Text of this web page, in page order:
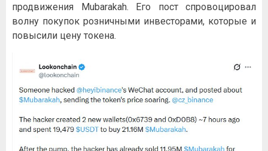
продвижения Mubarakah. Его пост спровоцировал
волну покупок розничными инвесторами, которые и
повысили цену токена.